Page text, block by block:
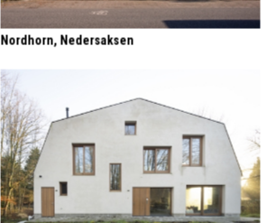
Nordhorn, Nedersaksen